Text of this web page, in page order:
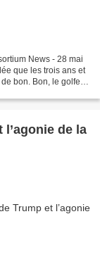
News - 28 mai
que les trois ans et
bon. Bon, le golfe
de la